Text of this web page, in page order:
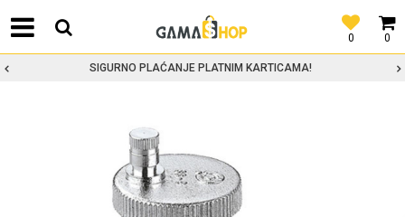
0
0
SIGURNO PLAĆANJE PLATNIM KARTICAMA!